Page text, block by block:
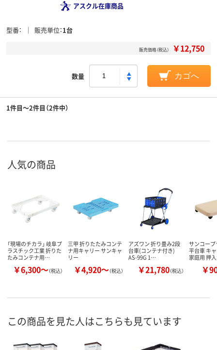
アスクル在庫商品
型番 販売単位 1台
販売価格（税込） ￥12,750
数量 カゴへ
1件目～2件目（2件中）
人気の商品
「現場のチカラ」 岐阜プ
ラスチック工業 折りた
たみコンテナ用…
￥6,300～（税込）
三甲 折りたたみコンテ
ナ用キャリー サンキャ
リー
￥4,920～（税込）
アズワン 折り畳み2段
台車(コンテナ付き)
AS-99G 1…
￥21,780（税込）
サンコー
平台車 キ
家庭用 押
￥
この商品を見た人はこちらも見ています